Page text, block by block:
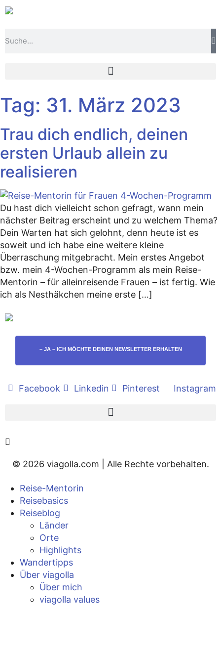
Tag: 31. März 2023
Trau dich endlich, deinen
ersten Urlaub allein zu
realisieren
Du hast dich vielleicht schon gefragt, wann mein
nächster Beitrag erscheint und zu welchem Thema?
Dein Warten hat sich gelohnt, denn heute ist es
soweit und ich habe eine weitere kleine
Überraschung mitgebracht. Mein erstes Angebot
bzw. mein 4-Wochen-Programm als mein Reise-
Mentorin – für alleinreisende Frauen – ist fertig. Wie
ich als Nesthäkchen meine erste […]
– JA – ICH MÖCHTE DEINEN NEWSLETTER ERHALTEN
Facebook Linkedin Pinterest Instagram
© 2026 viagolla.com | Alle Rechte vorbehalten.
Reise-Mentorin
Reisebasics
Reiseblog
Länder
Orte
Highlights
Wandertipps
Über viagolla
Über mich
viagolla values